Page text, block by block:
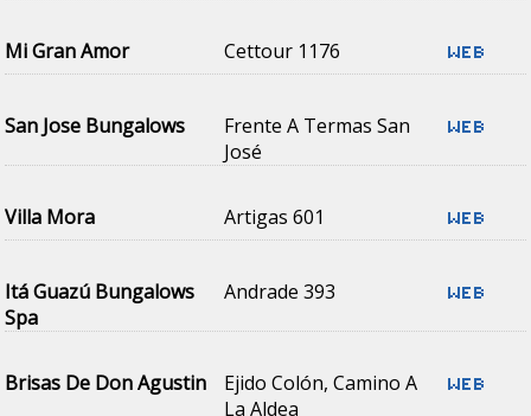
Mi Gran Amor Cettour 1176
San Jose Bungalows
Frente A Termas San
José
Villa Mora Artigas 601
Itá Guazú Bungalows
Spa
Andrade 393
Brisas De Don Agustin
Ejido Colón, Camino A
La Aldea